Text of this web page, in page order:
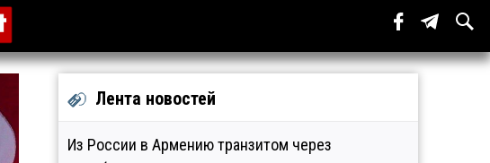
Лента новостей
Из России в Армению транзитом через